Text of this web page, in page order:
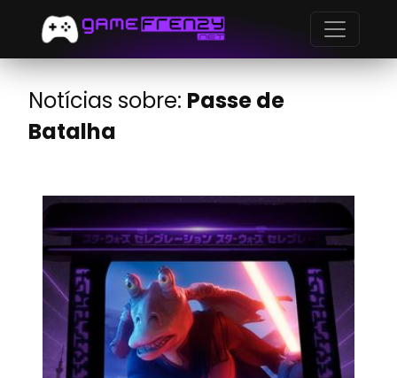
Notícias sobre: Passe de
Batalha